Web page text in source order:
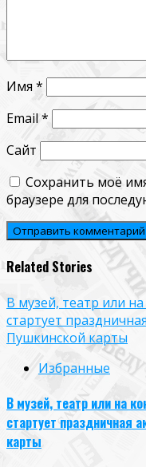
Имя*
Email*
Сайт
Сохранить моё
браузере для
Related Stories
В музей, театр или
стартует
Пушкинской карты
Избранные
В музей, театр или на
стартует праздничная
карты